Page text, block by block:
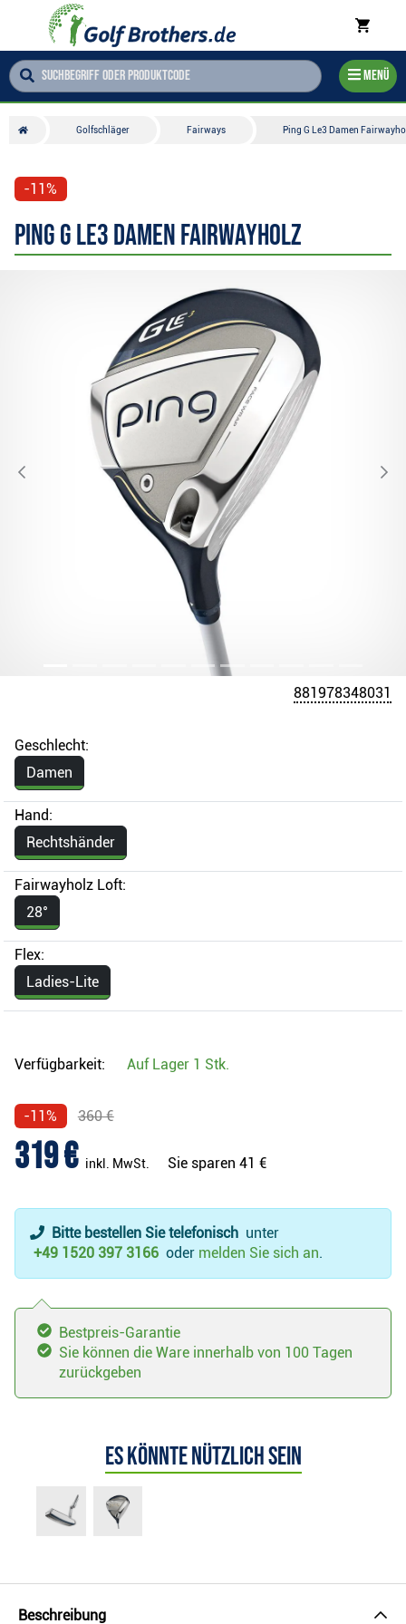
Menü
Golfschläger Fairways Ping G Le3 Damen
-11%
Ping G Le3 Damen Fairwayholz
881978348031
Geschlecht:
Damen
Hand:
Rechtshänder
Fairwayholz Loft:
28°
Flex:
Ladies-Lite
Verfügbarkeit: Auf Lager 1 Stk.
-11% 360 €
319 € inkl. MwSt. Sie sparen 41 €
Bitte bestellen Sie telefonisch unter
+49 1520 397 3166 oder melden Sie sich an.
Bestpreis-Garantie
Sie können die Ware innerhalb von 100 Tagen
zurückgeben
Es könnte nützlich sein
Beschreibung